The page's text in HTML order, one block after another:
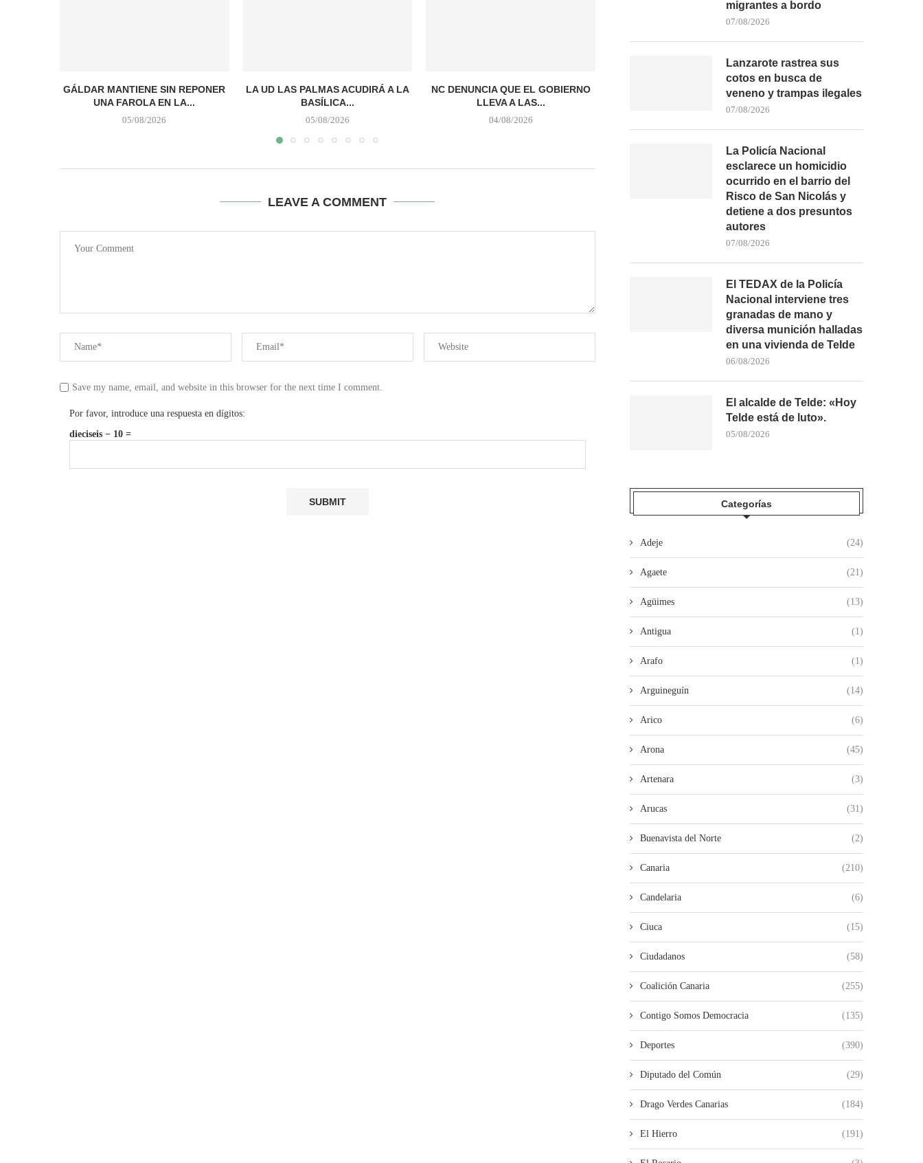
GÁLDAR MANTIENE SIN REPONER
UNA FAROLA EN LA...
05/08/2026
LA UD LAS PALMAS ACUDIRÁ A LA
BASÍLICA...
05/08/2026
NC DENUNCIA QUE EL GOBIERNO
LLEVA A LAS...
04/08/2026
40 GRADOS, SEQUEDAD Y RIESGO
NC-BC ACUSA A CC DE
LEAVE A COMMENT
Save my name, email, and website in this browser for the next time I comment.
Por favor, introduce una respuesta en dígitos:
dieciseis − 10 =
migrantes a bordo
07/08/2026
Lanzarote rastrea sus
cotos en busca de
veneno y trampas ilegales
07/08/2026
La Policía Nacional
esclarece un homicidio
ocurrido en el barrio del
Risco de San Nicolás y
detiene a dos presuntos
autores
07/08/2026
El TEDAX de la Policía
Nacional interviene tres
granadas de mano y
diversa munición halladas
en una vivienda de Telde
06/08/2026
El alcalde de Telde: «Hoy
Telde está de luto».
05/08/2026
Categorías
Adeje (24)
Agaete (21)
Agüimes (13)
Antigua (1)
Arafo (1)
Arguineguín (14)
Arico (6)
Arona (45)
Artenara (3)
Arucas (31)
Buenavista del Norte (2)
Canaria (210)
Candelaria (6)
Ciuca (15)
Ciudadanos (58)
Coalición Canaria (255)
Contigo Somos Democracia (135)
Deportes (390)
Diputado del Común (29)
Drago Verdes Canarias (184)
El Hierro (191)